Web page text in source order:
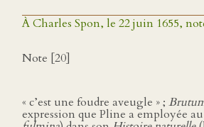
À Charles Spon, le 22 juin 1655,
Note [20]
« c’est une foudre aveugle » ;
expression que Pline a employée